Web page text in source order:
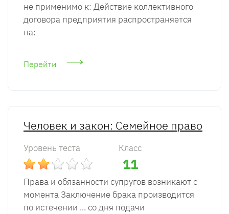
не применимо к: Действие коллективного
договора предприятия распространяется
на:
Перейти
Человек и закон: Семейное право
Уровень теста Класс
11
Права и обязанности супругов возникают с
момента Заключение брака производится
по истечении ... со дня подачи